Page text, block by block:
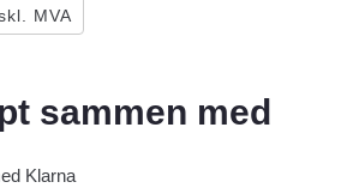
MVA
sammen med
Klarna